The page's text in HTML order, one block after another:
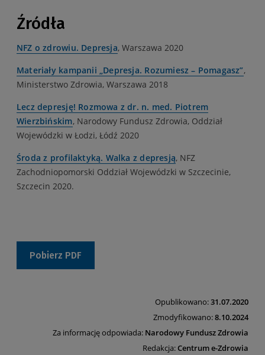
Źródła
NFZ o zdrowiu. Depresja, Warszawa 2020
Materiały kampanii „Depresja. Rozumiesz – Pomagasz”,
Ministerstwo Zdrowia, Warszawa 2018
Lecz depresję! Rozmowa z dr. n. med. Piotrem
Wierzbińskim, Narodowy Fundusz Zdrowia, Oddział
Wojewódzki w Łodzi, Łódź 2020
Środa z profilaktyką. Walka z depresją, NFZ
Zachodniopomorski Oddział Wojewódzki w Szczecinie,
Szczecin 2020.
Pobierz PDF
Opublikowano:31.07.2020
Zmodyfikowano:8.10.2024
Za informację odpowiada: Narodowy Fundusz Zdrowia
Redakcja:Centrum e-Zdrowia